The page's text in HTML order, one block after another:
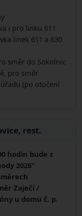
i pro linku 611
linek 611 a 630
směr do Sokolnic
pro směr
(po otočení
rest.
hodin bude z
2026"
Zaječí /
u domu č. p.